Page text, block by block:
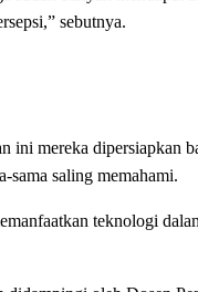
sebutnya.
mereka dipersiapkan
sama saling memahami.
teknologi